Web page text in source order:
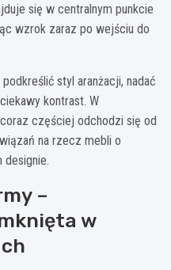
się w centralnym punkcie
wzrok zaraz po wejściu do
styl aranżacji, nadać
kontrast. W
częściej odchodzi się od
na rzecz mebli o
designie.
–
w